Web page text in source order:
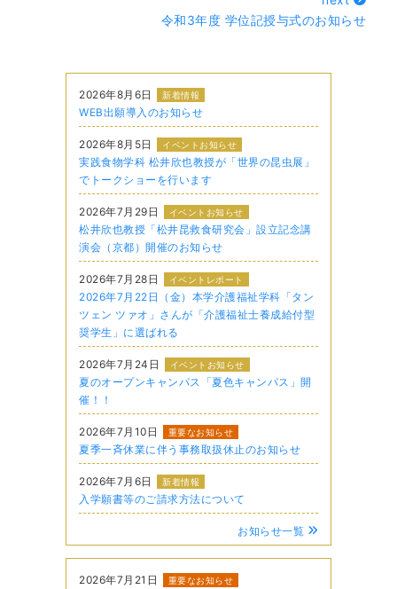
令和3年度 学位記授与式のお知らせ
2026年8月6日 新着情報
WEB出願導入のお知らせ
2026年8月5日 イベントお知らせ
実践食物学科 松井欣也教授が「世界の昆虫展」
でトークショーを行います
2026年7月29日 イベントお知らせ
松井欣也教授「松井昆救食研究会」設立記念講
演会（京都）開催のお知らせ
2026年7月28日 イベントレポート
2026年7月22日（金）本学介護福祉学科「タン
ツェン ツァオ」さんが「介護福祉士養成給付型
奨学生」に選ばれる
2026年7月24日 イベントお知らせ
夏のオープンキャンパス「夏色キャンパス」開
催！！
2026年7月10日 重要なお知らせ
夏季一斉休業に伴う事務取扱休止のお知らせ
2026年7月6日 新着情報
入学願書等のご請求方法について
お知らせ一覧
2026年7月21日 重要なお知らせ